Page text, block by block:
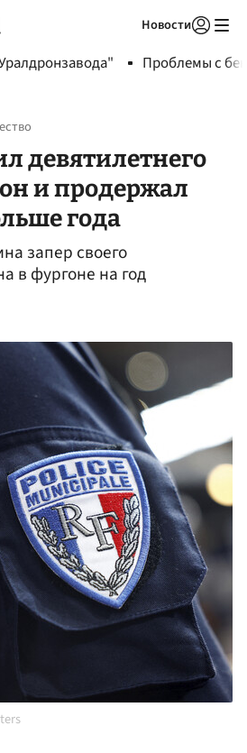
Новости
Проблемы с
девятилетнего
и продержал
года
запер своего
в фургоне на год